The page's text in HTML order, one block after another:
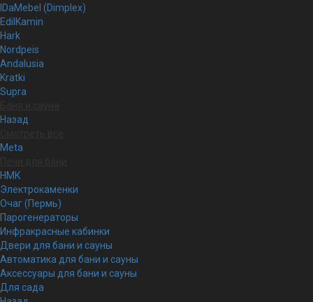
IDaMebel (Dimplex)
EdilKamin
Hark
Nordpeis
Andalusia
Kratki
Supra
Назад
Meta
НМК
Электрокаменки
Очаг (Пермь)
Парогенераторы
Инфракрасные кабинки
Двери для бани и сауны
Автоматика для бани и сауны
Аксессуары для бани и сауны
Для сада